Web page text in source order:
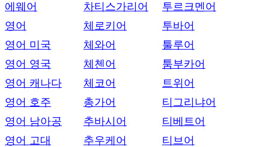
에웨어
영어
영어 미국
영어 영국
영어 캐나다
영어 호주
영어 남아공
영어 고대
차티스가리어
체로키어
체와어
체첸어
체코어
총가어
추바시어
추우케어
투르크멘어
투바어
툴루어
툼부카어
트위어
티그리냐어
티베트어
티브어